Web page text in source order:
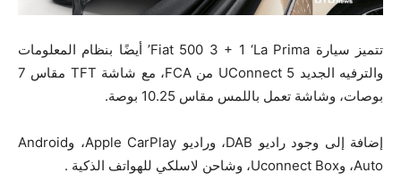
تتميز سيارة Fiat 500 3 + 1 ‘La Prima’ أيضًا بنظام المعلومات
والترفيه الجديد UConnect 5 من FCA، مع شاشة TFT مقاس 7
بوصات، وشاشة تعمل باللمس مقاس 10.25 بوصة.
إضافة إلى وجود راديو DAB، وراديو Apple CarPlay، وAndroid
Auto، وUconnect Box، وشاحن لاسلكي للهواتف الذكية .